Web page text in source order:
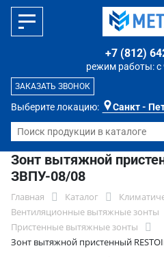
Выберите локацию: Санкт -
режим работы: с
+7 (812)
ЗАКАЗАТЬ ЗВОНОК
Зонт вытяжной
ЗВПУ-08/08
Главная Каталог
Вентиляционные вытяжные зонты
Пристенные вытяжные зонты
Зонт вытяжной пристенный